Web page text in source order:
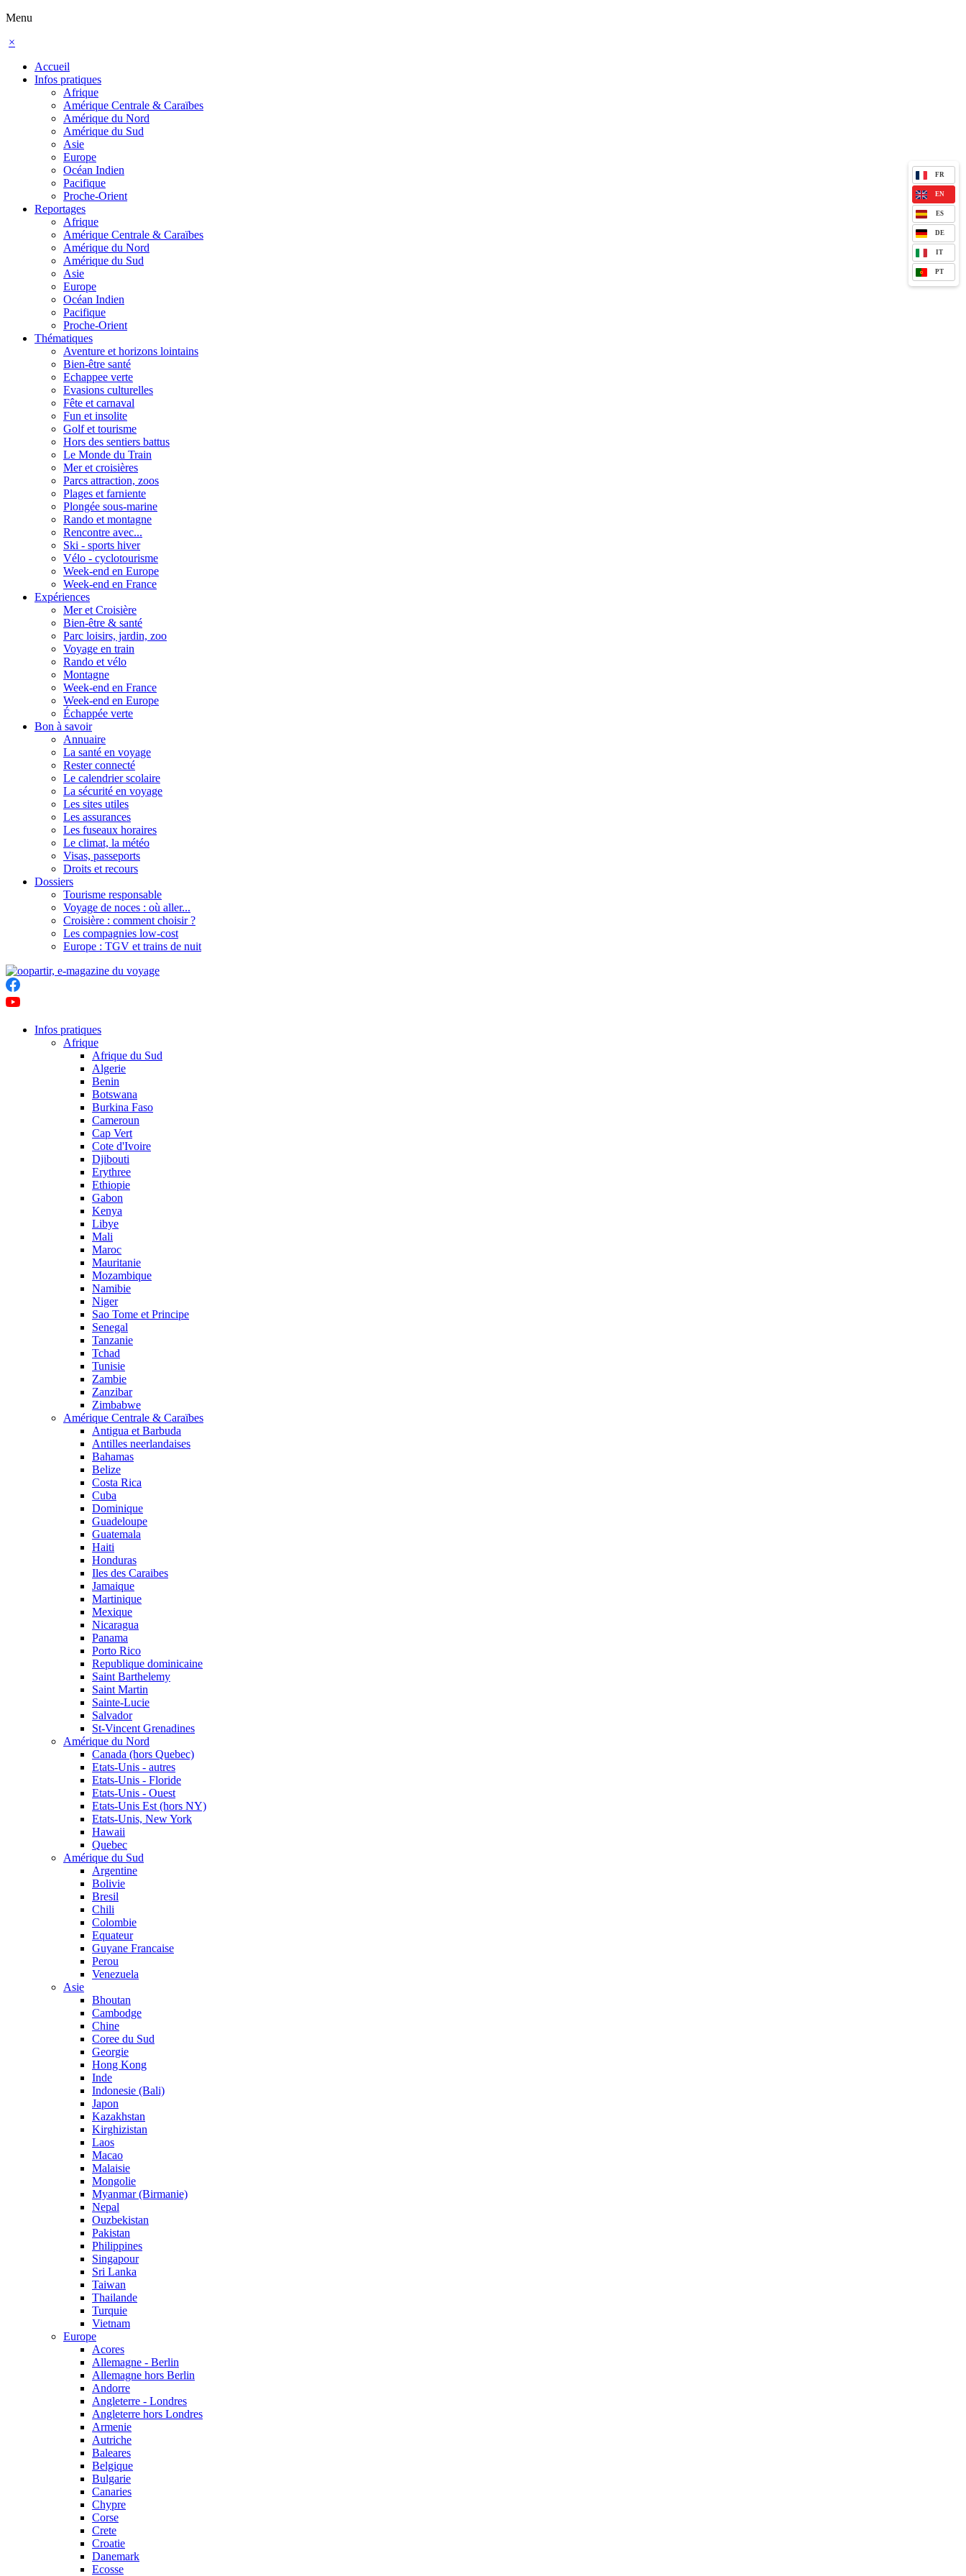
Menu
×
Accueil
Infos pratiques
Afrique
Amérique Centrale & Caraïbes
Amérique du Nord
Amérique du Sud
Asie
Europe
Océan Indien
Pacifique
Proche-Orient
Reportages
Afrique
Amérique Centrale & Caraïbes
Amérique du Nord
Amérique du Sud
Asie
Europe
Océan Indien
Pacifique
Proche-Orient
Thématiques
Aventure et horizons lointains
Bien-être santé
Echappee verte
Evasions culturelles
Fête et carnaval
Fun et insolite
Golf et tourisme
Hors des sentiers battus
Le Monde du Train
Mer et croisières
Parcs attraction, zoos
Plages et farniente
Plongée sous-marine
Rando et montagne
Rencontre avec...
Ski - sports hiver
Vélo - cyclotourisme
Week-end en Europe
Week-end en France
Expériences
Mer et Croisière
Bien-être & santé
Parc loisirs, jardin, zoo
Voyage en train
Rando et vélo
Montagne
Week-end en France
Week-end en Europe
Échappée verte
Bon à savoir
Annuaire
La santé en voyage
Rester connecté
Le calendrier scolaire
La sécurité en voyage
Les sites utiles
Les assurances
Les fuseaux horaires
Le climat, la météo
Visas, passeports
Droits et recours
Dossiers
Tourisme responsable
Voyage de noces : où aller...
Croisière : comment choisir ?
Les compagnies low-cost
Europe : TGV et trains de nuit
FR
EN
ES
DE
IT
PT
Infos pratiques
Afrique
Afrique du Sud
Algerie
Benin
Botswana
Burkina Faso
Cameroun
Cap Vert
Cote d'Ivoire
Djibouti
Erythree
Ethiopie
Gabon
Kenya
Libye
Mali
Maroc
Mauritanie
Mozambique
Namibie
Niger
Sao Tome et Principe
Senegal
Tanzanie
Tchad
Tunisie
Zambie
Zanzibar
Zimbabwe
Amérique Centrale & Caraïbes
Antigua et Barbuda
Antilles neerlandaises
Bahamas
Belize
Costa Rica
Cuba
Dominique
Guadeloupe
Guatemala
Haiti
Honduras
Iles des Caraibes
Jamaique
Martinique
Mexique
Nicaragua
Panama
Porto Rico
Republique dominicaine
Saint Barthelemy
Saint Martin
Sainte-Lucie
Salvador
St-Vincent Grenadines
Amérique du Nord
Canada (hors Quebec)
Etats-Unis - autres
Etats-Unis - Floride
Etats-Unis - Ouest
Etats-Unis Est (hors NY)
Etats-Unis, New York
Hawaii
Quebec
Amérique du Sud
Argentine
Bolivie
Bresil
Chili
Colombie
Equateur
Guyane Francaise
Perou
Venezuela
Asie
Bhoutan
Cambodge
Chine
Coree du Sud
Georgie
Hong Kong
Inde
Indonesie (Bali)
Japon
Kazakhstan
Kirghizistan
Laos
Macao
Malaisie
Mongolie
Myanmar (Birmanie)
Nepal
Ouzbekistan
Pakistan
Philippines
Singapour
Sri Lanka
Taiwan
Thailande
Turquie
Vietnam
Europe
Acores
Allemagne - Berlin
Allemagne hors Berlin
Andorre
Angleterre - Londres
Angleterre hors Londres
Armenie
Autriche
Baleares
Belgique
Bulgarie
Canaries
Chypre
Corse
Crete
Croatie
Danemark
Ecosse